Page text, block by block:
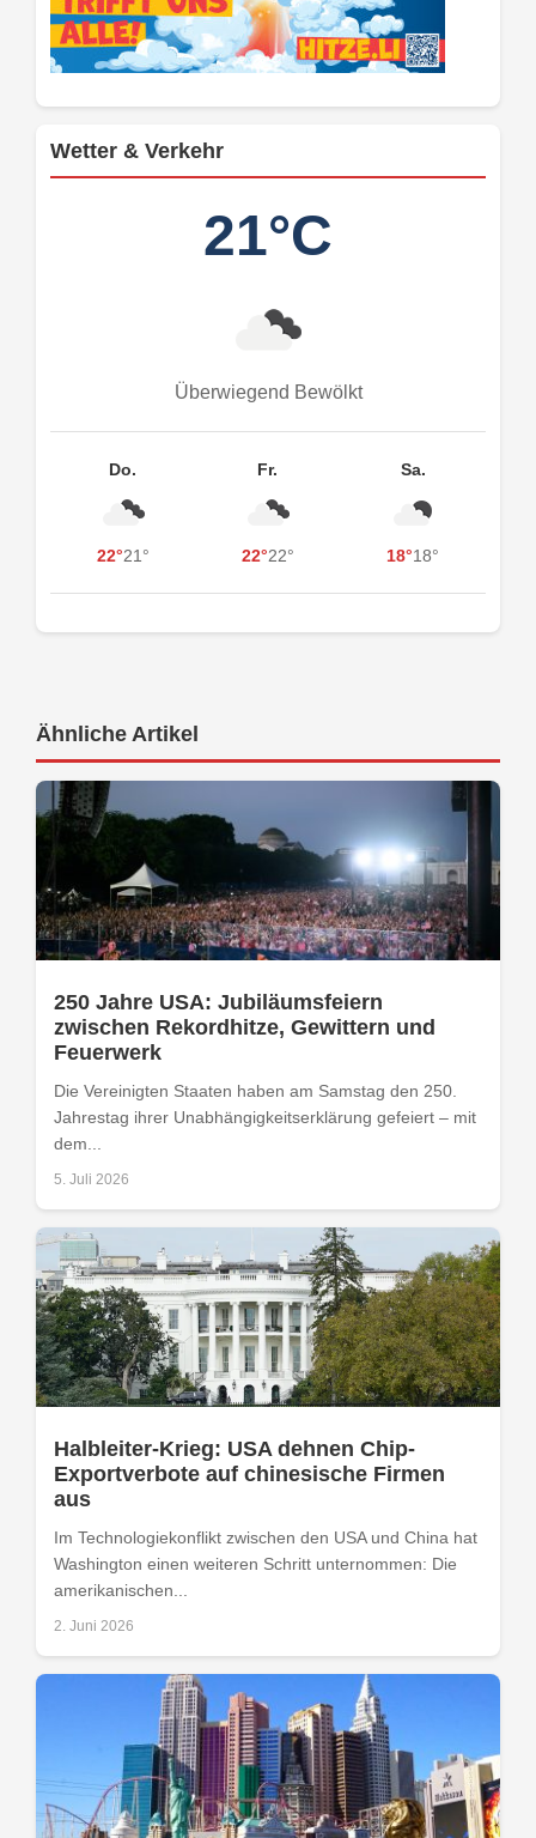
Wetter & Verkehr
21°C
Überwiegend Bewölkt
Do.
22°21°
Fr.
22°22°
Sa.
18°18°
Ähnliche Artikel
250 Jahre USA: Jubiläumsfeiern
zwischen Rekordhitze, Gewittern und
Feuerwerk
Die Vereinigten Staaten haben am Samstag den 250.
Jahrestag ihrer Unabhängigkeitserklärung gefeiert – mit
dem...
5. Juli 2026
Halbleiter-Krieg: USA dehnen Chip-
Exportverbote auf chinesische Firmen
aus
Im Technologiekonflikt zwischen den USA und China hat
Washington einen weiteren Schritt unternommen: Die
amerikanischen...
2. Juni 2026